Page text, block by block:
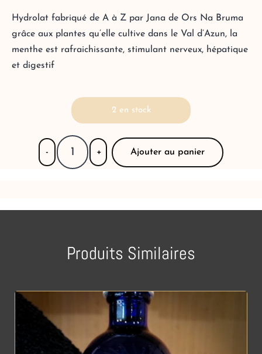
Hydrolat fabriqué de A à Z par Jana de Ors Na Bruma
grâce aux plantes qu’elle cultive dans le Val d’Azun, la
menthe est rafraichissante, stimulant nerveux, hépatique
et digestif
2 en stock
- + Ajouter au panier
Produits Similaires